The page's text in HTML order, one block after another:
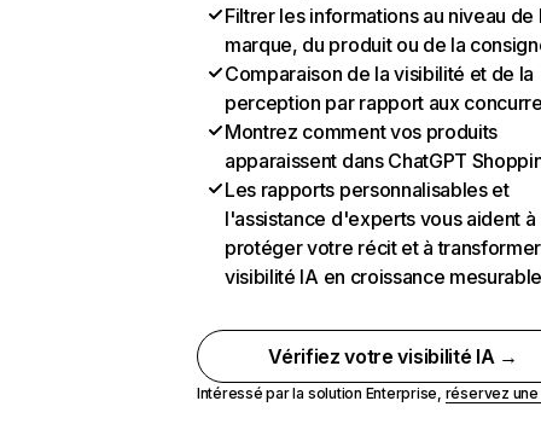
Filtrer les informations au niveau de
marque, du produit ou de la
Comparaison de la visibilité et de la
perception par rapport aux
Montrez comment vos produits
apparaissent dans ChatGPT
Les rapports personnalisables et
l'assistance d'experts vous aident à
protéger votre récit et à
visibilité IA en croissance
Vérifiez votre visibilité IA →
Intéressé par la solution Enterprise, réservez